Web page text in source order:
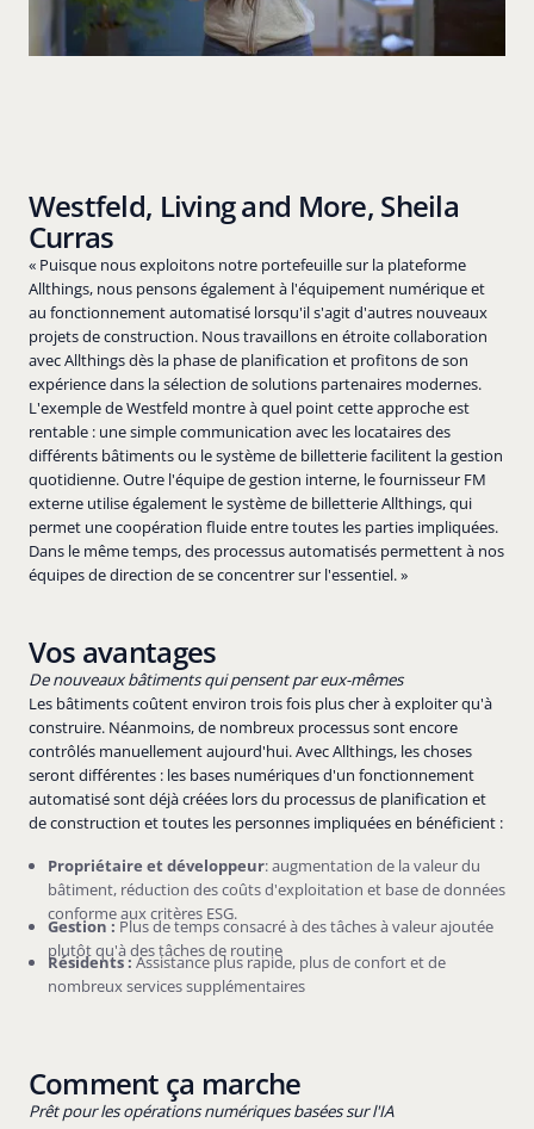
Westfeld, Living and More, Sheila
Curras
« Puisque nous exploitons notre portefeuille sur la plateforme
Allthings, nous pensons également à l'équipement numérique et
au fonctionnement automatisé lorsqu'il s'agit d'autres nouveaux
projets de construction. Nous travaillons en étroite collaboration
avec Allthings dès la phase de planification et profitons de son
expérience dans la sélection de solutions partenaires modernes.
L'exemple de Westfeld montre à quel point cette approche est
rentable : une simple communication avec les locataires des
différents bâtiments ou le système de billetterie facilitent la gestion
quotidienne. Outre l'équipe de gestion interne, le fournisseur FM
externe utilise également le système de billetterie Allthings, qui
permet une coopération fluide entre toutes les parties impliquées.
Dans le même temps, des processus automatisés permettent à nos
équipes de direction de se concentrer sur l'essentiel. »
Vos avantages
De nouveaux bâtiments qui pensent par eux-mêmes
Les bâtiments coûtent environ trois fois plus cher à exploiter qu'à
construire. Néanmoins, de nombreux processus sont encore
contrôlés manuellement aujourd'hui. Avec Allthings, les choses
seront différentes : les bases numériques d'un fonctionnement
automatisé sont déjà créées lors du processus de planification et
de construction et toutes les personnes impliquées en bénéficient :
Propriétaire et développeur: augmentation de la valeur du
bâtiment, réduction des coûts d'exploitation et base de données
conforme aux critères ESG.
Gestion :Plus de temps consacré à des tâches à valeur ajoutée
plutôt qu'à des tâches de routine
Résidents :Assistance plus rapide, plus de confort et de
nombreux services supplémentaires
Comment ça marche
Prêt pour les opérations numériques basées sur l'IA